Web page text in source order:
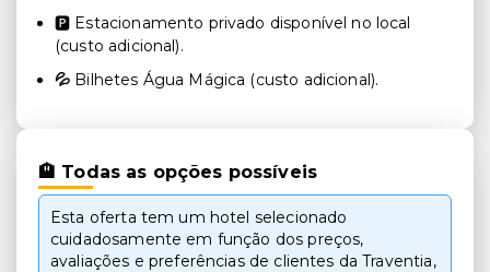
🅿️ Estacionamento privado disponível no local
(custo adicional).
💦 Bilhetes Água Mágica (custo adicional).
🏨 Todas as opções possíveis
Esta oferta tem um hotel selecionado
cuidadosamente em função dos preços,
avaliações e preferências de clientes da Traventia,